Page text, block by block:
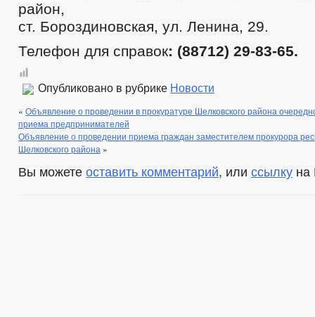
район,
ст. Бороздиновская, ул. Ленина, 29.
Телефон для справок: (88712) 29-83-65.
Опубликовано в рубрике Новости
« Объявление о проведении в прокуратуре Шелковского района
приема предпринимателей
Объявление о проведении приема граждан заместителем прокурора
Шелковского района »
Вы можете оставить комментарий, или ссылку на